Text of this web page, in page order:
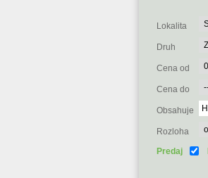
Lokalita
Druh
Cena od
Cena do
Obsahuje
Rozloha
Predaj